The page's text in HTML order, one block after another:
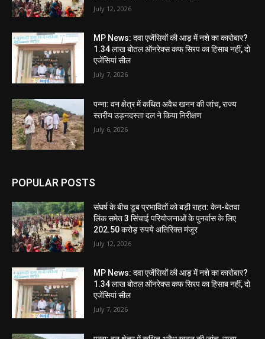
July 12, 2026
MP News: दवा एजेंसियों की आड़ में नशे का कारोबार?
1.34 लाख बोतल ऑनरेक्स कफ सिरप का हिसाब नहीं, दो
एजेंसियां सील
July 7, 2026
पन्ना: वन क्षेत्र में कथित अवैध खनन की जांच, राज्य
स्तरीय उड़नदस्ता दल ने किया निरीक्षण
July 6, 2026
POPULAR POSTS
संघर्ष के बीच डूब प्रभावितों को बड़ी राहत: केन-बेतवा
लिंक समेत 3 सिंचाई परियोजनाओं के पुनर्वास के लिए
202.50 करोड़ रुपये अतिरिक्त मंजूर
July 12, 2026
MP News: दवा एजेंसियों की आड़ में नशे का कारोबार?
1.34 लाख बोतल ऑनरेक्स कफ सिरप का हिसाब नहीं, दो
एजेंसियां सील
July 7, 2026